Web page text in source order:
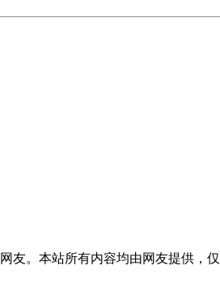
友。本站所有内容均由网友提供